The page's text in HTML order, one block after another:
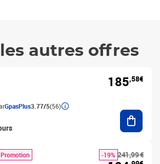
autres offres
GpasPlus3.77/5(56)
185,58€
Promotion 241,99 €
-19%